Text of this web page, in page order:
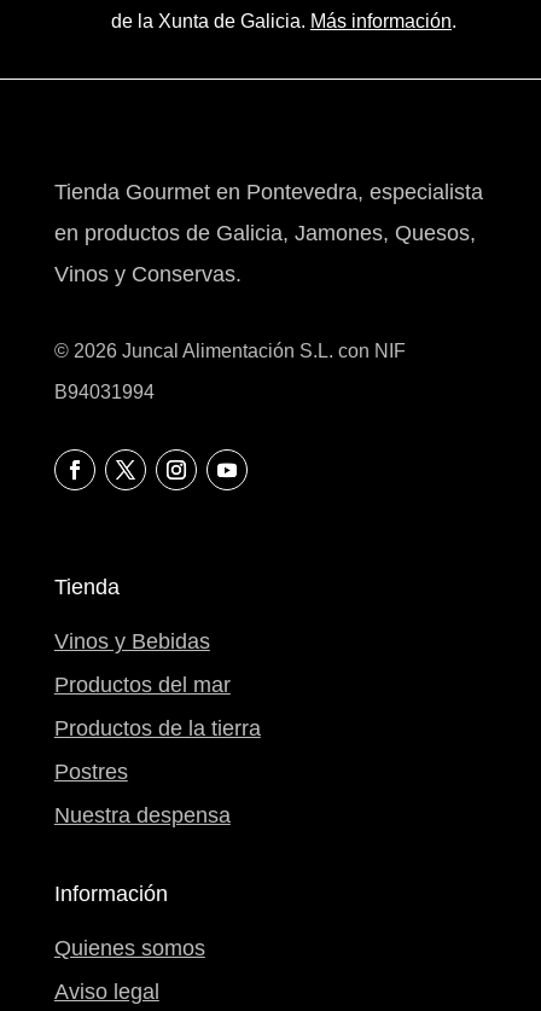
de la Xunta de Galicia. Más información.
Tienda Gourmet en Pontevedra, especialista
en productos de Galicia, Jamones, Quesos,
Vinos y Conservas.
© 2026 Juncal Alimentación S.L. con NIF
B94031994
Tienda
Vinos y Bebidas
Productos del mar
Productos de la tierra
Postres
Nuestra despensa
Información
Quienes somos
Aviso legal